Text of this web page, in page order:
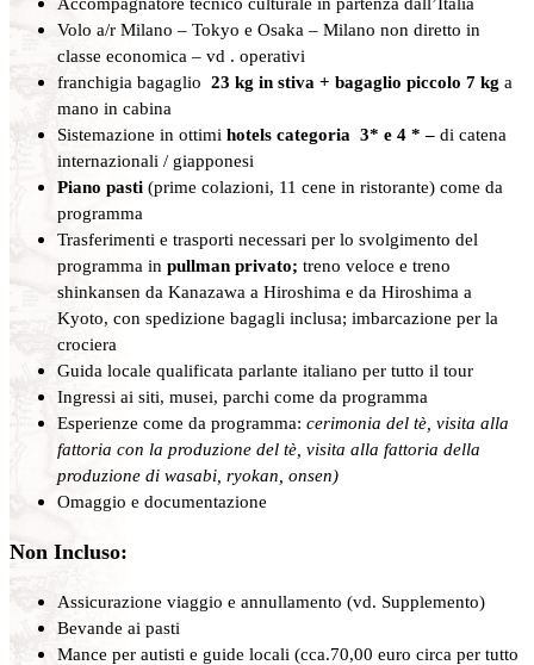
Volo a/r Milano – Tokyo e Osaka – Milano non diretto in
classe economica – vd . operativi
franchigia bagaglio 23 kg in stiva + bagaglio piccolo 7 kg a
mano in cabina
Sistemazione in ottimi hotels categoria 3* e 4 * – di catena
internazionali / giapponesi
Piano pasti (prime colazioni, 11 cene in ristorante) come da
programma
Trasferimenti e trasporti necessari per lo svolgimento del
programma in pullman privato; treno veloce e treno
shinkansen da Kanazawa a Hiroshima e da Hiroshima a
Kyoto, con spedizione bagagli inclusa; imbarcazione per la
crociera
Guida locale qualificata parlante italiano per tutto il tour
Ingressi ai siti, musei, parchi come da programma
Esperienze come da programma: cerimonia del tè, visita alla
fattoria con la produzione del tè, visita alla fattoria della
produzione di wasabi, ryokan, onsen)
Omaggio e documentazione
Non Incluso:
Assicurazione viaggio e annullamento (vd. Supplemento)
Bevande ai pasti
Mance per autisti e guide locali (cca.70,00 euro circa per tutto